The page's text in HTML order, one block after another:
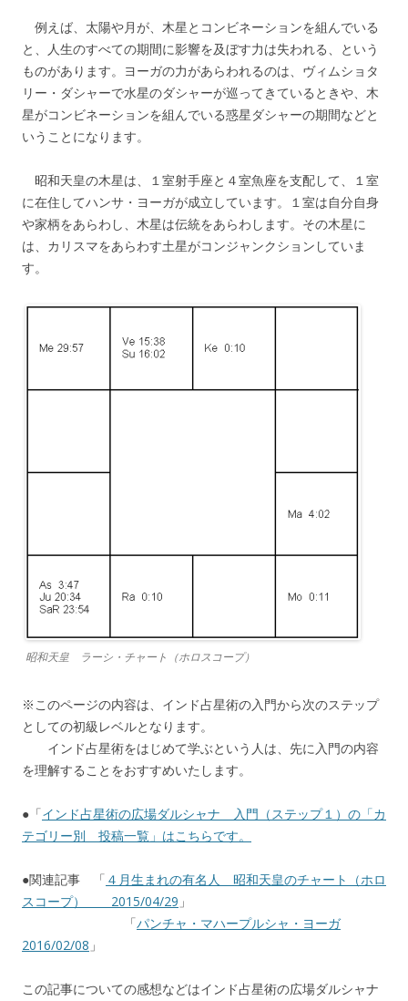
例えば、太陽や月が、木星とコンビネーションを組んでいる
と、人生のすべての期間に影響を及ぼす力は失われる、という
ものがあります。ヨーガの力があらわれるのは、ヴィムショタ
リー・ダシャーで水星のダシャーが巡ってきているときや、木
星がコンビネーションを組んでいる惑星ダシャーの期間などと
いうことになります。
昭和天皇の木星は、１室射手座と４室魚座を支配して、１室
に在住してハンサ・ヨーガが成立しています。１室は自分自身
や家柄をあらわし、木星は伝統をあらわします。その木星に
は、カリスマをあらわす土星がコンジャンクションしていま
す。
昭和天皇 ラーシ・チャート（ホロスコープ）
※このページの内容は、インド占星術の入門から次のステップ
としての初級レベルとなります。
インド占星術をはじめて学ぶという人は、先に入門の内容
を理解することをおすすめいたします。
●「インド占星術の広場ダルシャナ 入門（ステップ１）の「カ
テゴリー別 投稿一覧」はこちらです。
●関連記事 「 ４月生まれの有名人 昭和天皇のチャート（ホロ
スコープ） 2015/04/29 」
「パンチャ・マハープルシャ・ヨーガ
2016/02/08 」
この記事についての感想などはインド占星術の広場ダルシャナ